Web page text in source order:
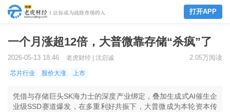
打开APP
一个月涨超12倍，大普微靠存储“杀疯”了
2026-05-13 18:46 老虎财经 | 沈启诚 2.05万阅读
芯片行业 股价大涨 上市
凭借与存储巨头SK海力士的深度产业绑定，叠加生成式AI催生企
业级SSD赛道爆发，在多重利好共振下，大普微成为本轮资本传